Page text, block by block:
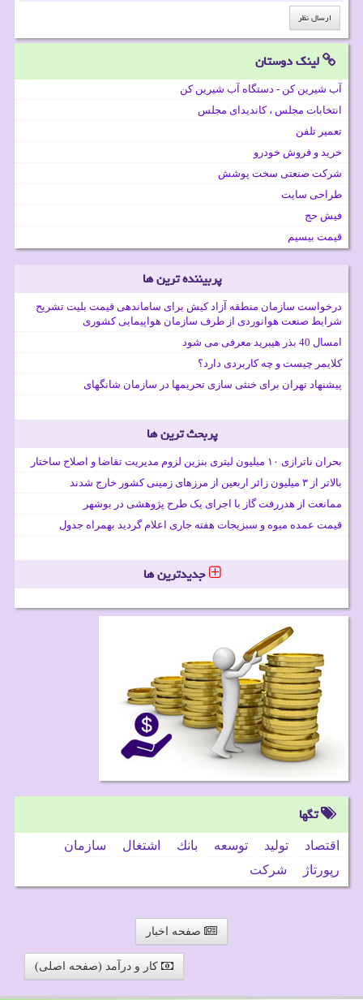
لینک دوستان
آب شیرین کن - دستگاه آب شیرین کن
انتخابات مجلس ، کاندیدای مجلس
تعمیر تلفن
خرید و فروش خودرو
شرکت صنعتی سخت پوشش
طراحی سایت
فیش حج
قیمت بیسیم
پربیننده ترین ها
درخواست سازمان منطقه آزاد کیش برای ساماندهی قیمت بلیت تشریح
شرایط صنعت هوانوردی از طرف سازمان هواپیمایی کشوری
امسال 40 بذر هیبرید معرفی می شود
کلایمر چیست و چه کاربردی دارد؟
پیشنهاد تهران برای خنثی سازی تحریمها در سازمان شانگهای
پربحث ترین ها
بحران ناترازی ۱۰ میلیون لیتری بنزین لزوم مدیریت تقاضا و اصلاح ساختار
بالاتر از ۳ میلیون زائر اربعین از مرزهای زمینی کشور خارج شدند
ممانعت از هدررفت گاز با اجرای یک طرح پژوهشی در بوشهر
قیمت عمده میوه و سبزیجات هفته جاری اعلام گردید بهمراه جدول
جدیدترین ها
تگها
اقتصاد تولید توسعه بانك اشتغال
سازمان
رپورتاژ
شركت
صفحه اخبار
کار و درآمد (صفحه اصلی)